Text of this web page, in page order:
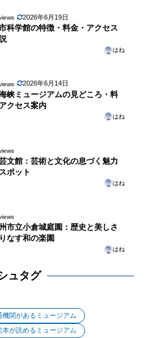
2026年6月19日
科学館の特徴・料金・アクセス
はね
2026年6月14日
峡ミュージアムの見どころ・料
クセス案内
はね
文館：芸術と文化の息づく魅力
ポット
はね
市立小倉城庭園：歴史と美しさ
なす和の楽園
はね
ュタグ
機関があるミュージアム
本が読めるミュージアム